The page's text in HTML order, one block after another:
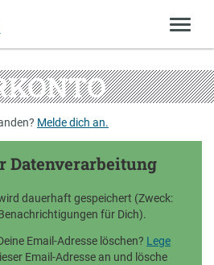
Melde dich an.
Datenverarbeitung
dauerhaft gespeichert (Zweck:
für Dich).
Email-Adresse löschen? Lege
Email-Adresse an und lösche